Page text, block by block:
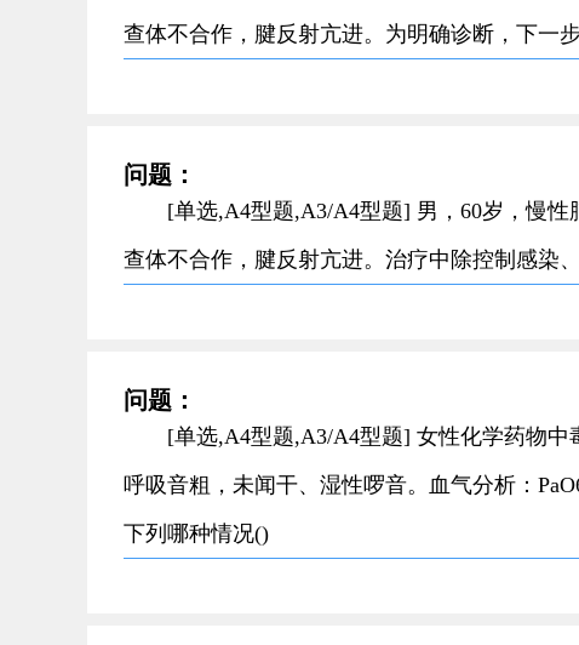
查体不合作，腱反射亢进。为明确诊断，下一
问题：
[单选,A4型题,A3/A4型题] 男，60岁，慢
查体不合作，腱反射亢进。治疗中除控制感染
问题：
[单选,A4型题,A3/A4型题] 女性化学药物
呼吸音粗，未闻干、湿性啰音。血气分析：
下列哪种情况()